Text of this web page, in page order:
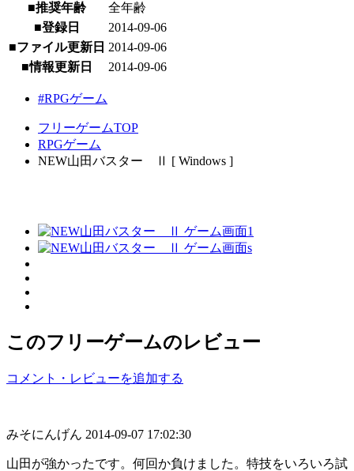
■推奨年齢
全年齢
■登録日
2014-09-06
■ファイル更新日 2014-09-06
■情報更新日
2014-09-06
#RPGゲーム
フリーゲームTOP
RPGゲーム
NEW山田バスター Ⅱ [ Windows ]
このフリーゲームのレビュー
コメント・レビューを追加する
みそにんげん 2014-09-07 17:02:30
山田が強かったです。何回か負けました。特技をいろいろ試